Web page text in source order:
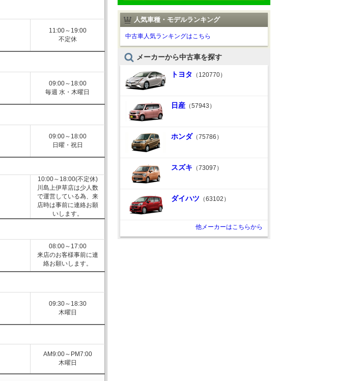
11:00～19:00
不定休
09:00～18:00
毎週 水・木曜日
09:00～18:00
日曜・祝日
10:00～18:00(不定休)
川島上伊草店は少人数
で運営している為、来
店時は事前に連絡お願
いします。
08:00～17:00
来店のお客様事前に連
絡お願いします。
09:30～18:30
木曜日
AM9:00～PM7:00
木曜日
人気車種・モデルランキング
中古車人気ランキングはこちら
メーカーから中古車を探す
トヨタ （120770）
日産 （57943）
ホンダ （75786）
スズキ （73097）
ダイハツ （63102）
他メーカーはこちらから